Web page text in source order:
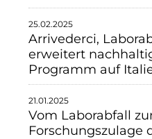
25.02.2025
Arrivederci,
erweitert
Programm auf
21.01.2025
Vom Laborabfall
Forschungszulage